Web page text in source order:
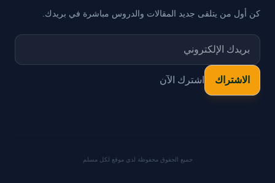
كن أول من يتلقى جديد المقالات والدروس مباشرة في بريدك.
اشترك الآن
جميع الحقوق محفوظة لدي موقع لكل مسلم